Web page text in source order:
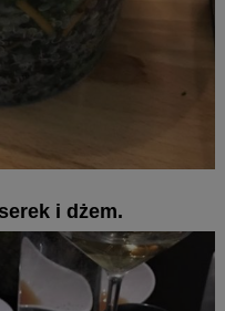
i dżem.